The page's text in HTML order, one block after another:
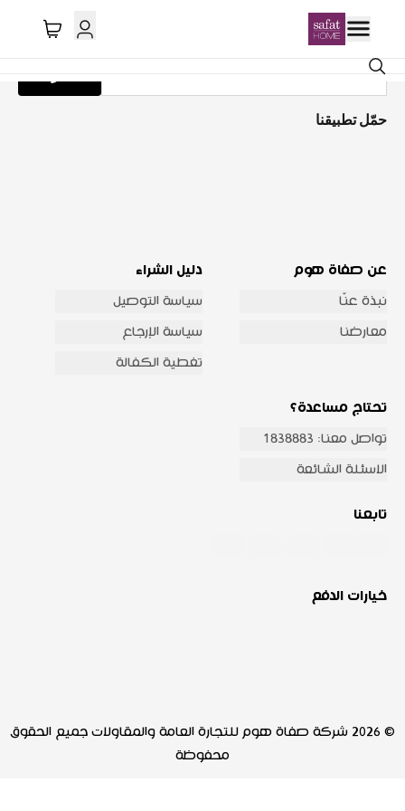
احصل على تحديثات عبر البريد الإلكتروني
اشترك
حمّل تطبيقنا
عن صفاة هوم
نبذة عنّا
معارضنا
دليل الشراء
سياسة التوصيل
سياسة الإرجاع
تغطية الكفالة
تحتاج مساعدة؟
تواصل معنا: 1838883
الاسئلة الشائعة
تابعنا
خيارات الدفع
© 2026 شركة صفاة هوم للتجارة العامة والمقاولات جميع الحقوق
محفوظة